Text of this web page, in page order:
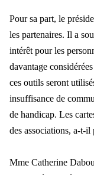
Pour sa part, le
les partenaires. Il a
intérêt pour les
davantage
ces outils seront
insuffisance de
de handicap. Les
des associations, a-t-il
Mme Catherine